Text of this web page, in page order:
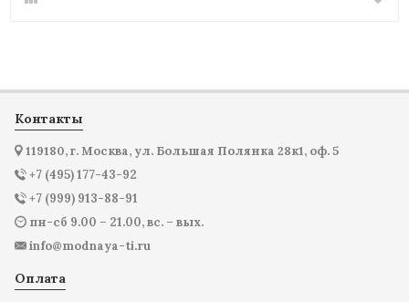
Контакты
119180, г. Москва, ул. Большая Полянка 28к1, оф. 5
+7 (495) 177-43-92
+7 (999) 913-88-91
пн-сб 9.00 – 21.00, вс. – вых.
info@modnaya-ti.ru
Оплата